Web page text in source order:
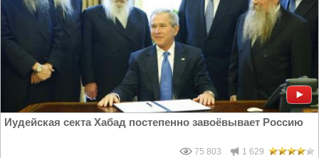
Иудейская секта Хабад постепенно завоёвывает Россию
75 803 1 629